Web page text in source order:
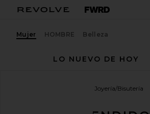
Mujer HOMBRE Belleza
LO NUEVO DE HOY
Joyería/Bisutería